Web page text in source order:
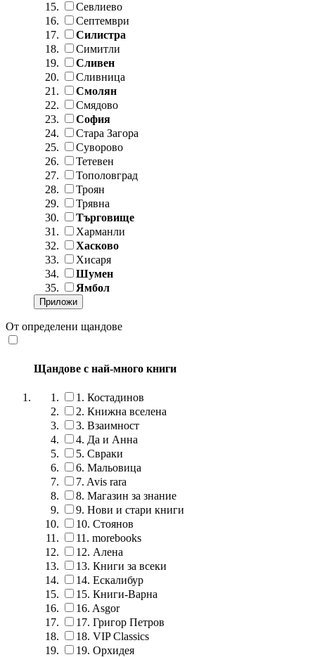
Севлиево
Септември
Силистра
Симитли
Сливен
Сливница
Смолян
Смядово
София
Стара Загора
Суворово
Тетевен
Тополовград
Троян
Трявна
Търговище
Харманли
Хасково
Хисаря
Шумен
Ямбол
От определени щандове
Щандове с най-много книги
1. Костадинов
2. Книжна вселена
3. Взаимност
4. Да и Анна
5. Свраки
6. Мальовица
7. Avis rara
8. Магазин за знание
9. Нови и стари книги
10. Стоянов
11. morebooks
12. Алена
13. Книги за всеки
14. Ескалибур
15. Книги-Варна
16. Asgor
17. Григор Петров
18. VIP Classics
19. Орхидея